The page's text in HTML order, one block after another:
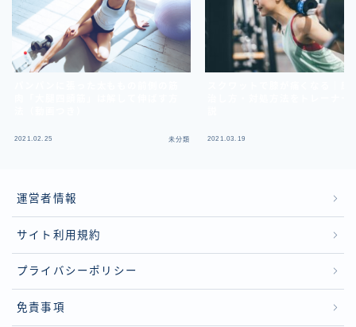
2021.02.25 未分類 2021.03.19
運営者情報
サイト利用規約
プライバシーポリシー
免責事項